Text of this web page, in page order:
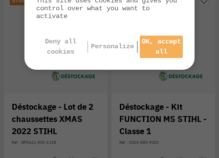
Déstockage - Lot de 2
chaussettes XMAS
2022 STIHL
Réf. : BP0421-500-1338
Déstockage - Kit
FUNCTION MS STIHL -
Classe 1
Réf. : 0000-885-9000
control over what you want to
activate
Deny all
cookies
Personalize
OK, accept
all